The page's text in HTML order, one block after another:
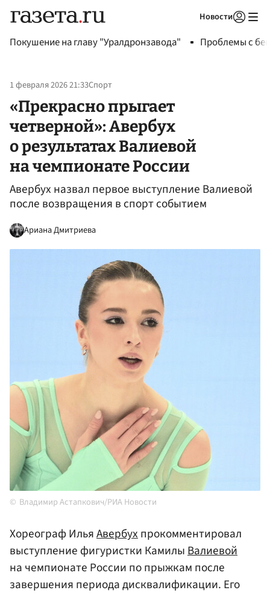
Новости
Покушение на главу "Уралдронзавода" Проблемы с
1 февраля 2026 21:33Спорт
«Прекрасно прыгает
четверной»: Авербух
о результатах Валиевой
на чемпионате России
Авербух назвал первое выступление Валиевой
после возвращения в спорт событием
Ариана Дмитриева
Владимир Астапкович/РИА Новости
Хореограф ИльяАвербухпрокомментировал
выступление фигуристки КамилыВалиевой
на чемпионате России по прыжкам после
завершения периода дисквалификации. Его